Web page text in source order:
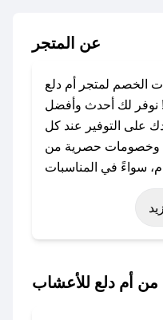
عن المتجر
الخصم لمتجر أم دلع
لك أحدث وأفضل
على التوفير عند كل
وخصومات حصرية من
سواءً في المناسبات
الجمعة البيضاء (شهر
يوم التأسيس، أو
عروض خاصة أخرى.
للأعشاب؟
أم دلع للأعشاب